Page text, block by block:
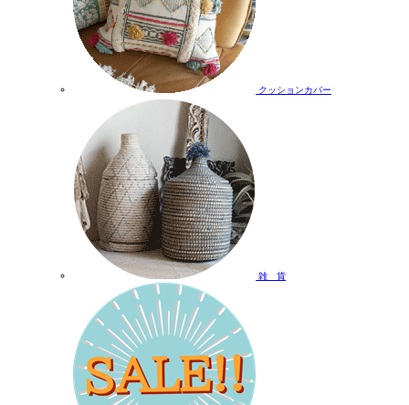
クッションカバー
雑 貨